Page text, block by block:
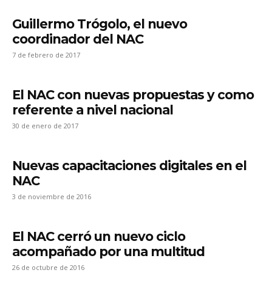
Guillermo Trógolo, el nuevo
coordinador del NAC
7 de febrero de 2017
El NAC con nuevas propuestas y como
referente a nivel nacional
30 de enero de 2017
Nuevas capacitaciones digitales en el
NAC
3 de noviembre de 2016
El NAC cerró un nuevo ciclo
acompañado por una multitud
26 de octubre de 2016